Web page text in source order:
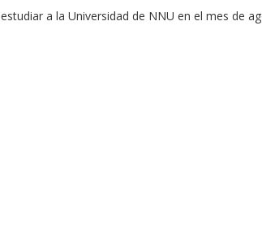
a la Universidad de NNU en el mes de